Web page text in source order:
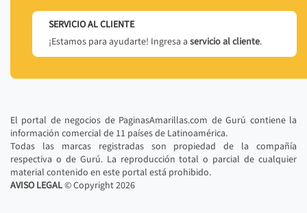
SERVICIO AL CLIENTE
¡Estamos para ayudarte! Ingresa a servicio al cliente.
El portal de negocios de PaginasAmarillas.com de Gurú contiene la
información comercial de 11 países de Latinoamérica.
Todas las marcas registradas son propiedad de la compañía
respectiva o de Gurú. La reproducción total o parcial de cualquier
material contenido en este portal está prohibido.
AVISO LEGAL© Copyright2026